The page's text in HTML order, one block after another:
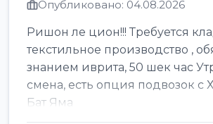
Опубликовано: 04.08.2026
Ришон ле цион!!! Требуется
текстильное производство ,
знанием иврита, 50 шек час
смена, есть опция подвозок с
Бат Яма